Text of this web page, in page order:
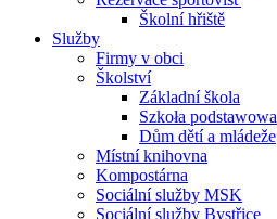
Školní hřiště
Služby
Firmy v obci
Školství
Základní škola
Szkoła podstawowa
Dům dětí a mládeže
Místní knihovna
Kompostárna
Sociální služby MSK
Sociální služby Bystřice